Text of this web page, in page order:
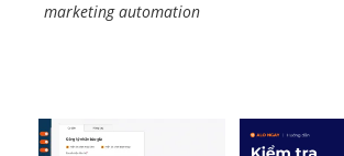
marketing automation